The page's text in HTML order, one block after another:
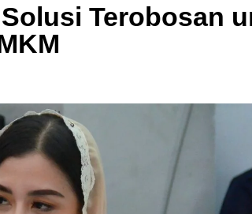
Terobosan